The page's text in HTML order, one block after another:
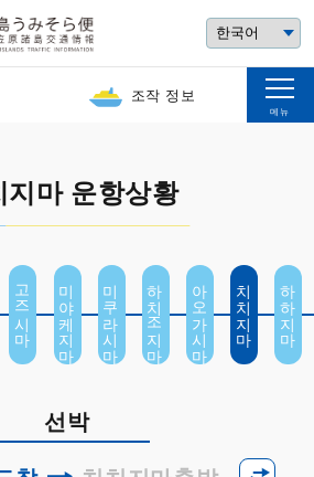
조작 정보
메뉴
지마 운항상황
고즈시마 미야케지마 미쿠라시마 하치조지마 아오가시마 치치지마 하하지마
선박